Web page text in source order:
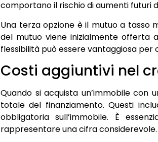
comportano il rischio di aumenti futuri
Una terza opzione è il mutuo a
del mutuo viene inizialmente offerta
flessibilità può essere vantaggiosa per
Costi aggiuntivi nel
Quando si acquista un’immobile con
totale del finanziamento. Questi
obbligatoria sull’immobile. È
rappresentare una cifra considerevole.